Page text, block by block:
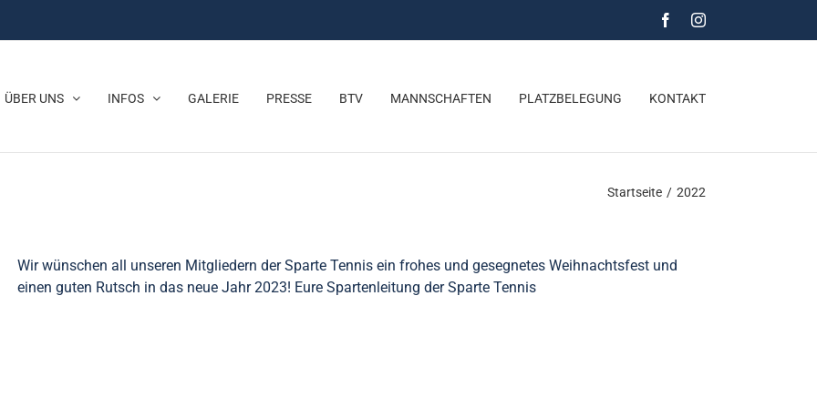
FacebookInstagram
ÜBER UNS INFOS GALERIE PRESSE BTV MANNSCHAFTEN PLATZBELEGUNG KONTAKT
Startseite / 2022
Wir wünschen all unseren Mitgliedern der Sparte Tennis ein frohes und gesegnetes Weihnachtsfest und
einen guten Rutsch in das neue Jahr 2023! Eure Spartenleitung der Sparte Tennis